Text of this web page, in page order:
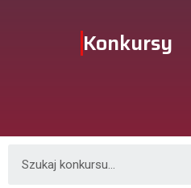
Konkursy